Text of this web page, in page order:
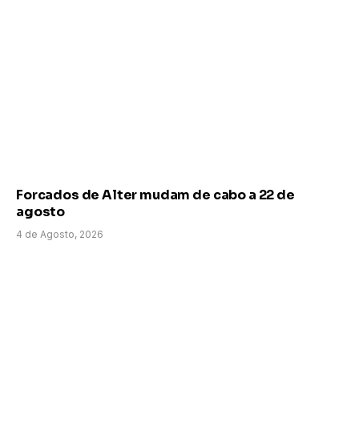
Forcados de Alter mudam de cabo a 22 de
agosto
4 de Agosto, 2026